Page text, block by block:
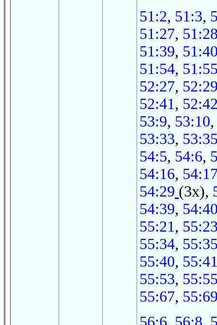
51:2, 51:3,
51:27,
51:39,
51:54,
52:27,
52:41,
53:9, 53:10
53:33,
54:5, 54:6,
54:16,
54:29 (3x),
54:39,
55:21,
55:34,
55:40,
55:53,
55:67,